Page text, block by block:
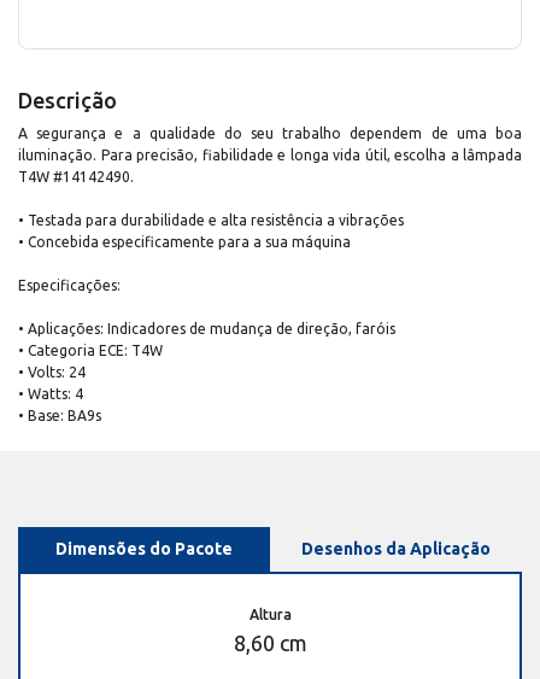
Descrição
A segurança e a qualidade do seu trabalho dependem de uma boa
iluminação. Para precisão, fiabilidade e longa vida útil, escolha a lâmpada
T4W #14142490.
• Testada para durabilidade e alta resistência a vibrações
• Concebida especificamente para a sua máquina
Especificações:
• Aplicações: Indicadores de mudança de direção, faróis
• Categoria ECE: T4W
• Volts: 24
• Watts: 4
• Base: BA9s
Dimensões do Pacote Desenhos da Aplicação
Altura
8,60 cm